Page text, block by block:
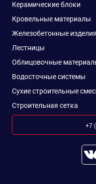
Керамические блоки
Кровельные материалы
Железобетонные изделия
Лестницы
Облицовочные
Водосточные системы
Сухие строительные
Строительная сетка
+7